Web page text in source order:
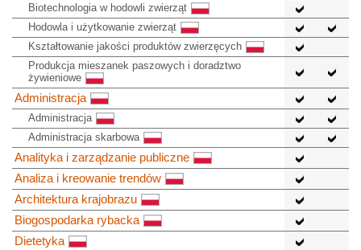
Biotechnologia w hodowli zwierząt
Hodowla i użytkowanie zwierząt
Kształtowanie jakości produktów zwierzęcych
Produkcja mieszanek paszowych i doradztwo
żywieniowe
Administracja
Administracja
Administracja skarbowa
Analityka i zarządzanie publiczne
Analiza i kreowanie trendów
Architektura krajobrazu
Biogospodarka rybacka
Dietetyka